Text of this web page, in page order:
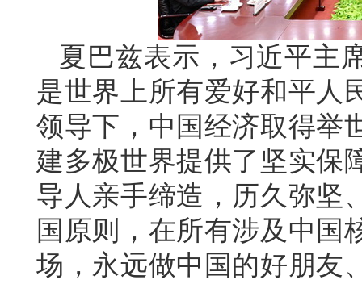
夏巴兹表示，习近平主
是世界上所有爱好和平人
领导下，中国经济取得举
建多极世界提供了坚实保
导人亲手缔造，历久弥坚
国原则，在所有涉及中国
场，永远做中国的好朋友